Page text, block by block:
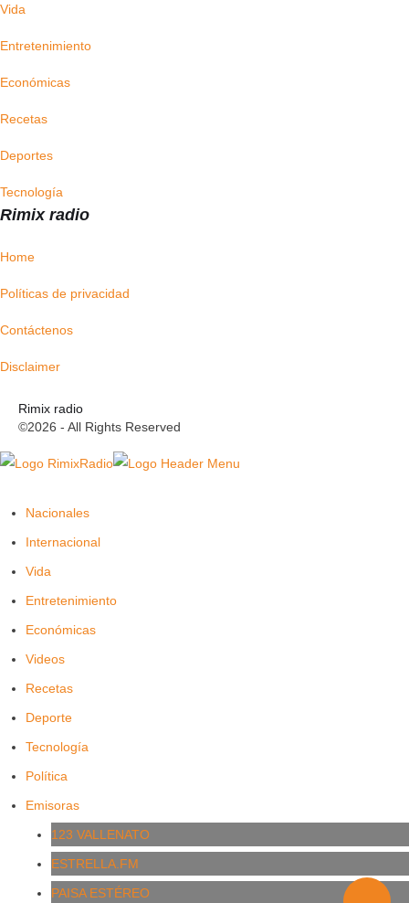
Rimix radio
Home
Políticas de privacidad
Contáctenos
Disclaimer
Vida
Entretenimiento
Económicas
Recetas
Deportes
Tecnología
Rimix radio
©2026 - All Rights Reserved
Nacionales
Internacional
Vida
Entretenimiento
Económicas
Videos
Recetas
Deporte
Tecnología
Política
Emisoras
123 VALLENATO
ESTRELLA.FM
PAISA ESTÉREO